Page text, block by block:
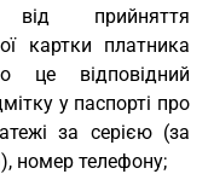
від прийняття
картки платника
це відповідний
у паспорті про
за серією (за
номер телефону;